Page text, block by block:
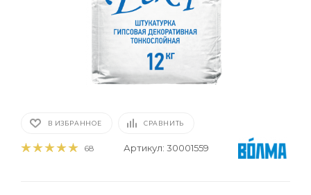
В ИЗБРАННОЕ СРАВНИТЬ
68 Артикул: 30001559